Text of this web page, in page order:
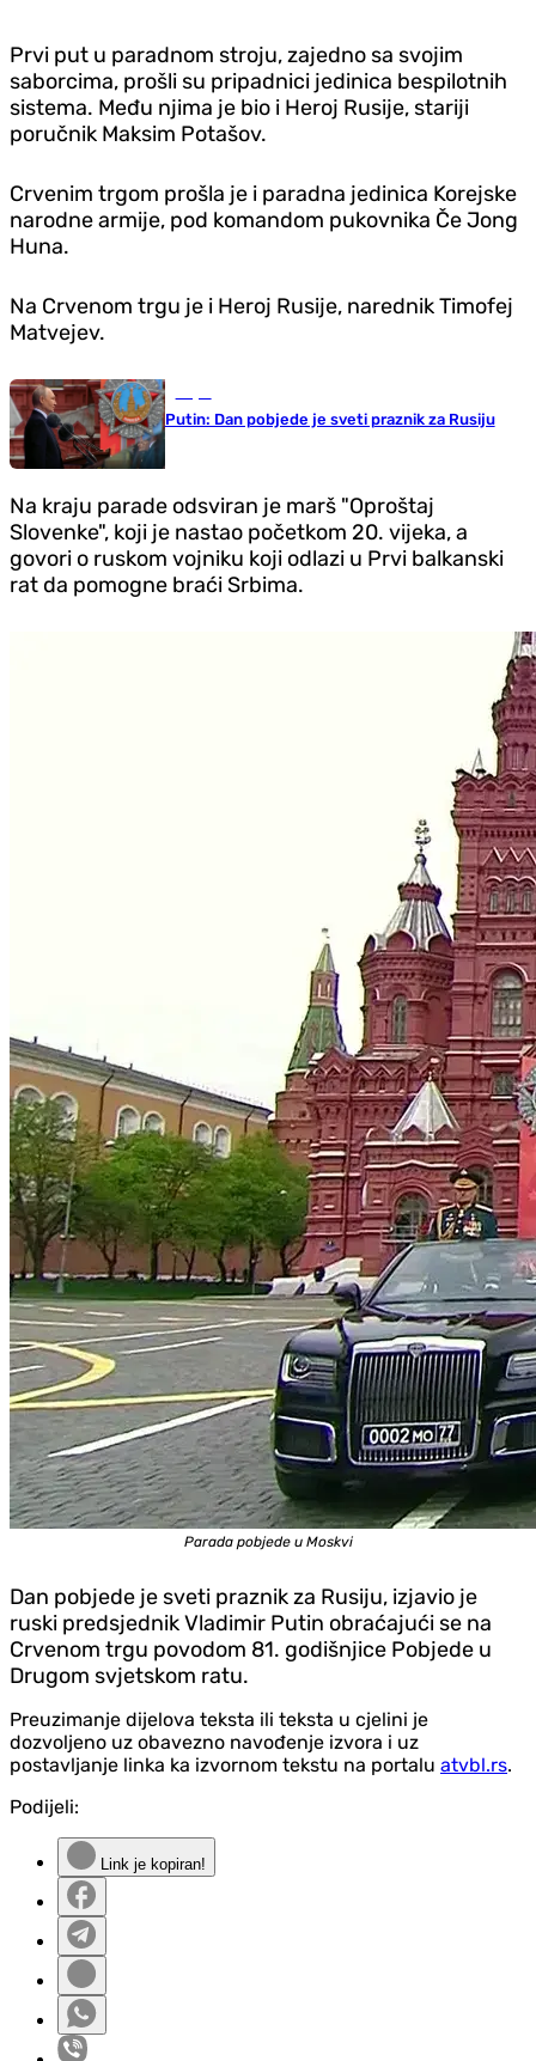
Prvi put u paradnom stroju, zajedno sa svojim
saborcima, prošli su pripadnici jedinica bespilotnih
sistema. Među njima je bio i Heroj Rusije, stariji
poručnik Maksim Potašov.
Crvenim trgom prošla je i paradna jedinica Korejske
narodne armije, pod komandom pukovnika Če Jong
Huna.
Na Crvenom trgu je i Heroj Rusije, narednik Timofej
Matvejev.
Putin: Dan pobjede je sveti praznik za Rusiju
Na kraju parade odsviran je marš "Oproštaj
Slovenke", koji je nastao početkom 20. vijeka, a
govori o ruskom vojniku koji odlazi u Prvi balkanski
rat da pomogne braći Srbima.
Parada pobjede u Moskvi
Dan pobjede je sveti praznik za Rusiju, izjavio je
ruski predsjednik Vladimir Putin obraćajući se na
Crvenom trgu povodom 81. godišnjice Pobjede u
Drugom svjetskom ratu.
Preuzimanje dijelova teksta ili teksta u cjelini je
dozvoljeno uz obavezno navođenje izvora i uz
postavljanje linka ka izvornom tekstu na portalu atvbl.rs.
Podijeli:
Link je kopiran!